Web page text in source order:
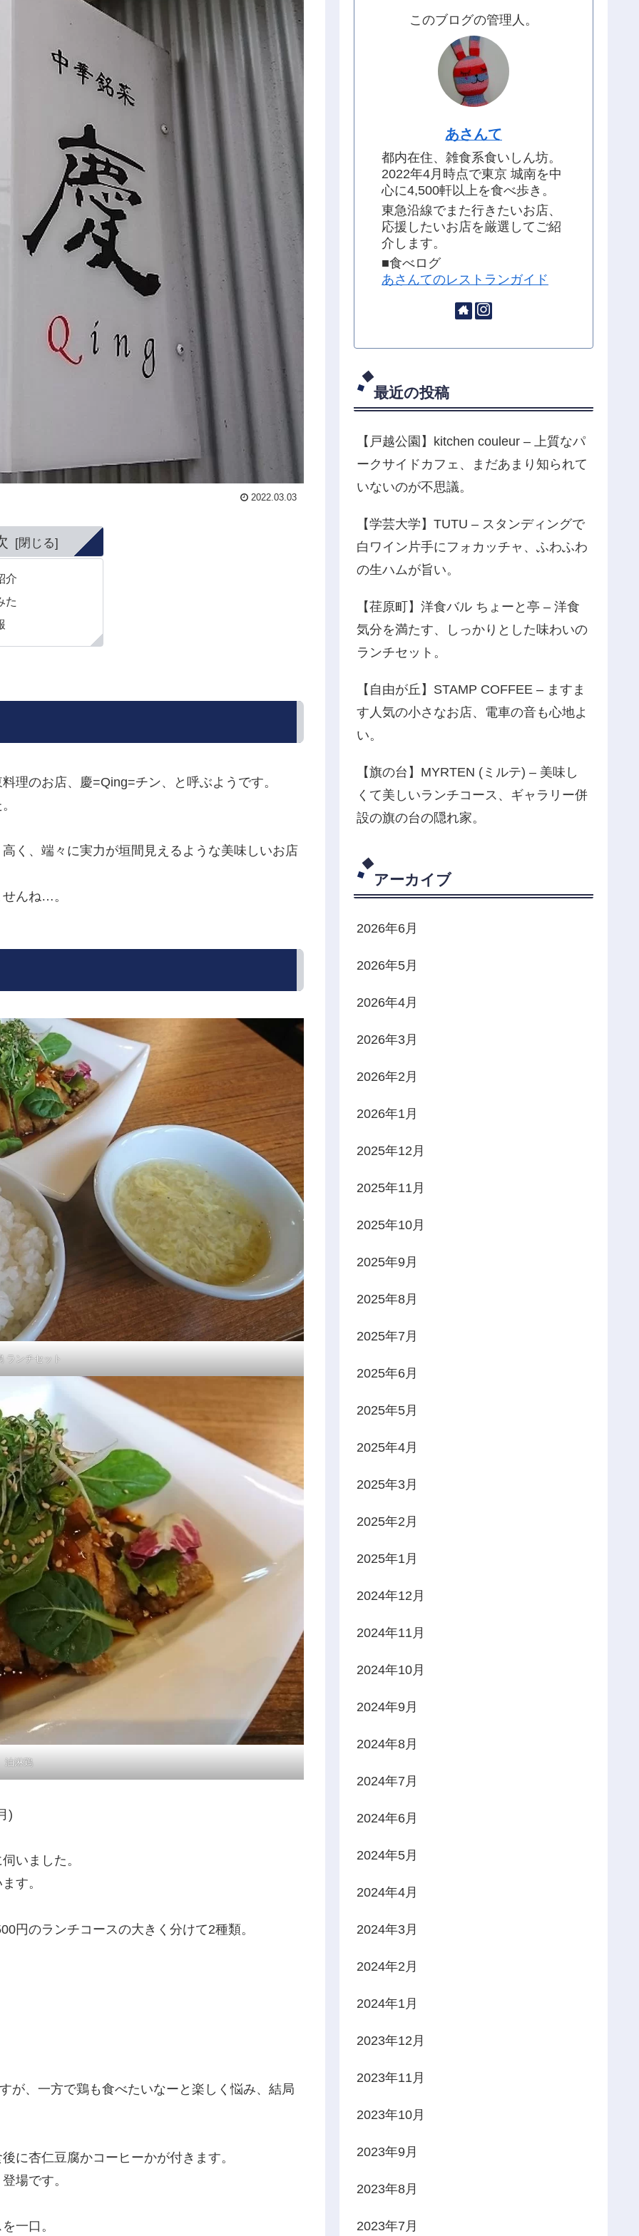
2022.03.03
介
た
理のお店、慶=Qing=チン、と呼ぶようです。
く、端々に実力が垣間見えるような美味しいお店
んね…。
ランチセット
油淋鶏
)
いました。
す。
円のランチコースの大きく分けて2種類。
が、一方で鶏も食べたいなーと楽しく悩み、結局
に杏仁豆腐かコーヒーかが付きます。
場です。
一口。
このブログの管理人。
あさんて
都内在住、雑食系食いしん坊。
2022年4月時点で東京 城南を中
心に4,500軒以上を食べ歩き。
東急沿線でまた行きたいお店、
応援したいお店を厳選してご紹
介します。
■食べログ
あさんてのレストランガイド
最近の投稿
【戸越公園】kitchen couleur – 上質なパ
ークサイドカフェ、まだあまり知られて
いないのが不思議。
【学芸大学】TUTU – スタンディングで
白ワイン片手にフォカッチャ、ふわふわ
の生ハムが旨い。
【荏原町】洋食バル ちょーと亭 – 洋食
気分を満たす、しっかりとした味わいの
ランチセット。
【自由が丘】STAMP COFFEE – ますま
す人気の小さなお店、電車の音も心地よ
い。
【旗の台】MYRTEN (ミルテ) – 美味し
くて美しいランチコース、ギャラリー併
設の旗の台の隠れ家。
アーカイブ
2026年6月
2026年5月
2026年4月
2026年3月
2026年2月
2026年1月
2025年12月
2025年11月
2025年10月
2025年9月
2025年8月
2025年7月
2025年6月
2025年5月
2025年4月
2025年3月
2025年2月
2025年1月
2024年12月
2024年11月
2024年10月
2024年9月
2024年8月
2024年7月
2024年6月
2024年5月
2024年4月
2024年3月
2024年2月
2024年1月
2023年12月
2023年11月
2023年10月
2023年9月
2023年8月
2023年7月